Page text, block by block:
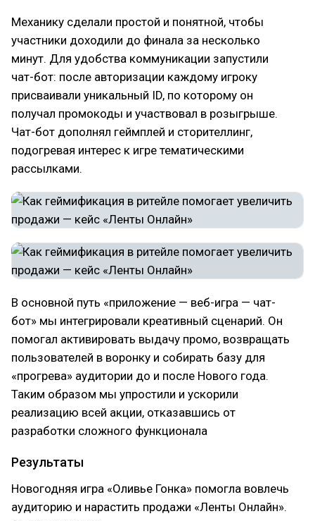
Механику сделали простой и понятной, чтобы
участники доходили до финала за несколько
минут. Для удобства коммуникации запустили
чат-бот: после авторизации каждому игроку
присваивали уникальный ID, по которому он
получал промокоды и участвовал в розыгрыше.
Чат-бот дополнял геймплей и сторителлинг,
подогревая интерес к игре тематическими
рассылками.
В основной путь «приложение — веб-игра — чат-
бот» мы интегрировали креативный сценарий. Он
помогал активировать выдачу промо, возвращать
пользователей в воронку и собирать базу для
«прогрева» аудитории до и после Нового года.
Таким образом мы упростили и ускорили
реализацию всей акции, отказавшись от
разработки сложного функционала
Результаты
Новогодняя игра «Оливье Гонка» помогла вовлечь
аудиторию и нарастить продажи «Ленты Онлайн».